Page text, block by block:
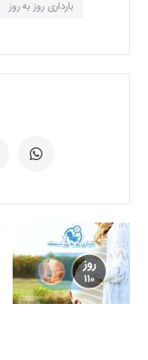
بارداری روز به روز